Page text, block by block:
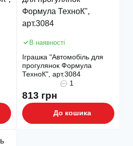
В наявності
Іграшка "Автомобіль для
прогулянок Формула
ТехноК", арт.3084
1
813 грн
До кошика